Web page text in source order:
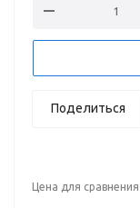
Поделиться
Цена для